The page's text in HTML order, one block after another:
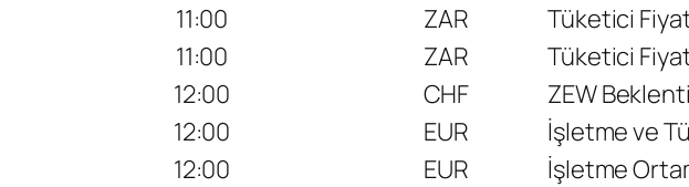
11:00
ZAR
Tüketici
11:00
ZAR
Tüketici
12:00
CHF
ZEW
12:00
EUR
İşletme ve
12:00
EUR
İşletme